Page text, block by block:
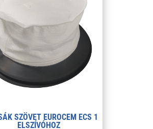
SZÖVET EUROCEM ECS 1
ELSZÍVÓHOZ